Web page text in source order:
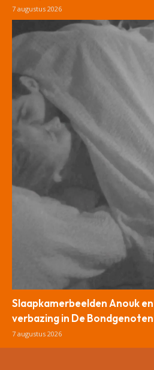
7 augustus 2026
Slaapkamerbeelden Anouk
verbazing in De Bondgenoten
7 augustus 2026